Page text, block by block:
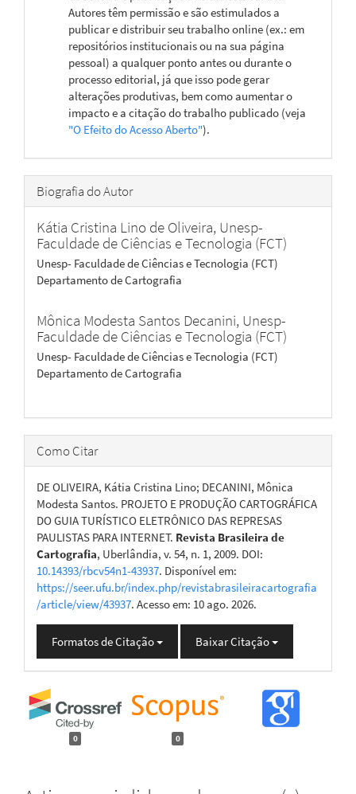
Autores têm permissão e são estimulados a
publicar e distribuir seu trabalho online (ex.: em
repositórios institucionais ou na sua página
pessoal) a qualquer ponto antes ou durante o
processo editorial, já que isso pode gerar
alterações produtivas, bem como aumentar o
impacto e a citação do trabalho publicado (veja
"O Efeito do Acesso Aberto").
Biografia do Autor
Kátia Cristina Lino de Oliveira, Unesp-
Faculdade de Ciências e Tecnologia (FCT)
Unesp- Faculdade de Ciências e Tecnologia (FCT)
Departamento de Cartografia
Mônica Modesta Santos Decanini, Unesp-
Faculdade de Ciências e Tecnologia (FCT)
Unesp- Faculdade de Ciências e Tecnologia (FCT)
Departamento de Cartografia
Como Citar
DE OLIVEIRA, Kátia Cristina Lino; DECANINI, Mônica
Modesta Santos. PROJETO E PRODUÇÃO CARTOGRÁFICA
DO GUIA TURÍSTICO ELETRÔNICO DAS REPRESAS
PAULISTAS PARA INTERNET. Revista Brasileira de
Cartografia, Uberlândia, v. 54, n. 1, 2009. DOI:
10.14393/rbcv54n1-43937. Disponível em:
https://seer.ufu.br/index.php/revistabrasileiracartografia
/article/view/43937. Acesso em: 10 ago. 2026.
Formatos de Citação Baixar Citação
0 0